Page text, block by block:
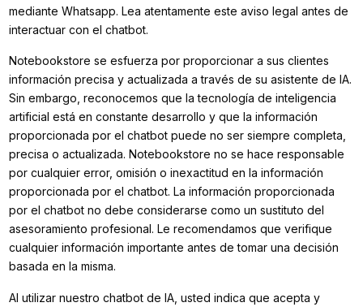
mediante Whatsapp. Lea atentamente este aviso legal antes de
interactuar con el chatbot.
Notebookstore se esfuerza por proporcionar a sus clientes
información precisa y actualizada a través de su asistente de IA.
Sin embargo, reconocemos que la tecnología de inteligencia
artificial está en constante desarrollo y que la información
proporcionada por el chatbot puede no ser siempre completa,
precisa o actualizada. Notebookstore no se hace responsable
por cualquier error, omisión o inexactitud en la información
proporcionada por el chatbot. La información proporcionada
por el chatbot no debe considerarse como un sustituto del
asesoramiento profesional. Le recomendamos que verifique
cualquier información importante antes de tomar una decisión
basada en la misma.
Al utilizar nuestro chatbot de IA, usted indica que acepta y